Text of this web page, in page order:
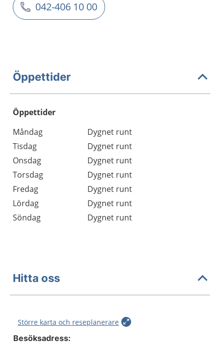
042-406 10 00
Öppettider
Öppettider
Dag
Öppettider
Kommentarer
Måndag
Dygnet runt
Tisdag
Dygnet runt
Onsdag
Dygnet runt
Torsdag
Dygnet runt
Fredag
Dygnet runt
Lördag
Dygnet runt
Söndag
Dygnet runt
Hitta oss
Större karta och reseplanerare
Besöksadress: